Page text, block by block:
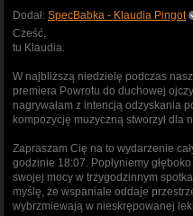
Dodał: SpecBabka - Klaudia Pingot
Cześć,
tu Klaudia.
W najbliższą niedzielę podczas
premiera Powrotu do duchowej
nagrywałam z intencją odzyskania
kompozycję muzyczną stworzył dla
Zapraszam Cię na to wydarzenie
godzinie 18:07. Popłyniemy
swojej mocy w trzygodzinnym
myślę, że wspaniale oddaje
wybrzmiewają w nieskrępowanej